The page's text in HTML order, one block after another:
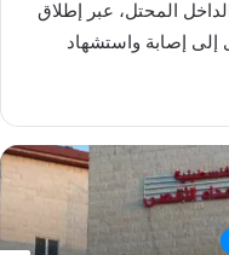
المحتل، عبر إطلاق
إلى إصابة واستشهاد